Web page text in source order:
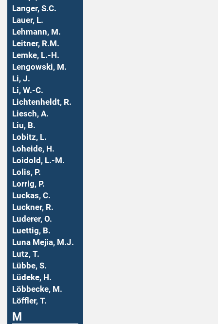
Langer, S.C.
Lauer, L.
Lehmann, M.
Leitner, R.M.
Lemke, L.-H.
Lengowski, M.
Li, J.
Li, W.-C.
Lichtenheldt, R.
Liesch, A.
Liu, B.
Lobitz, L.
Loheide, H.
Loidold, L.-M.
Lolis, P.
Lorrig, P.
Luckas, C.
Luckner, R.
Luderer, O.
Luettig, B.
Luna Mejia, M.J.
Lutz, T.
Lübbe, S.
Lüdeke, H.
Löbbecke, M.
Löffler, T.
M